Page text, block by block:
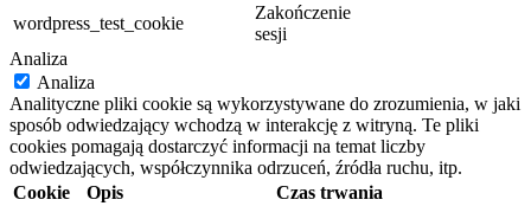
wordpress_test_cookie
Zakończenie
sesji
Analiza
Analiza
Analityczne pliki cookie są wykorzystywane do zrozumienia, w jaki
sposób odwiedzający wchodzą w interakcję z witryną. Te pliki
cookies pomagają dostarczyć informacji na temat liczby
odwiedzających, współczynnika odrzuceń, źródła ruchu, itp.
Cookie
Opis Czas trwania